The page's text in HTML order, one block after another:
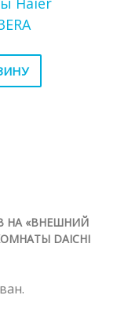
НА «ВНЕШНИЙ
DAICHI